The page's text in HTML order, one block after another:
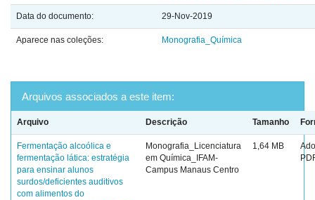
Data do documento: 29-Nov-2019
Aparece nas coleções: Monografia_Química
Arquivos associados a este item:
Arquivo Descrição Tamanho
Fermentação alcoólica e
fermentação lática: estratégia
para ensinar alunos
surdos/deficientes auditivos
com alimentos do
Monografia_Licenciatura
em Química_IFAM-
Campus Manaus Centro
1,64 MB